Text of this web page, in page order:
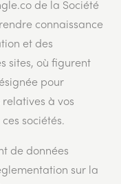
de la Société
connaissance
et des
sites, où figurent
pour
à vos
sociétés.
de données
sur la